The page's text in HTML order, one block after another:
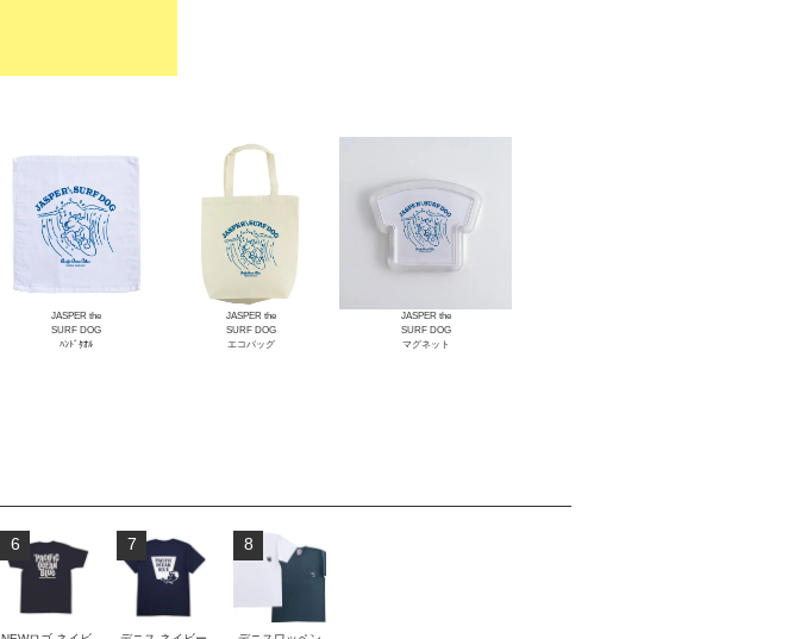
JASPER the
SURF DOG
ﾊﾝﾄﾞﾀｵﾙ
JASPER the
SURF DOG
エコバッグ
JASPER the
SURF DOG
マグネット
6 7 8